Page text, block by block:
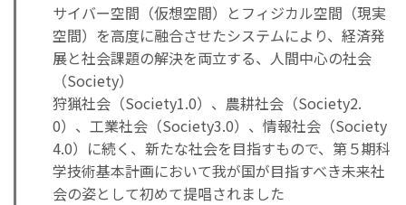
サイバー空間（仮想空間）とフィジカル空間（現実
空間）を高度に融合させたシステムにより、経済発
展と社会課題の解決を両立する、人間中心の社会
（Society）
狩猟社会（Society1.0）、農耕社会（Society2.
0）、工業社会（Society3.0）、情報社会（Society
4.0）に続く、新たな社会を目指すもので、第５期科
学技術基本計画において我が国が目指すべき未来社
会の姿として初めて提唱されました